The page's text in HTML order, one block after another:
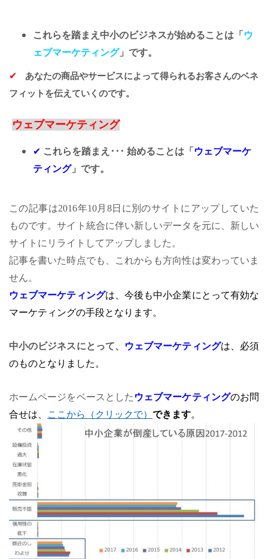
これらを踏まえ中小のビジネスが始めることは「 ウ
ェブマーケティング」です。
✔
あなたの商品やサービスによって得られるお客さんのベネ
フィットを伝えていくのです。
ウェブマーケティング
✔ これらを踏まえ･･･ 始めることは「 ウェブマーケ
ティング」です。
この記事は2016年10月8日に別のサイトにアップしていた
ものです。サイト統合に伴い新しいデータを元に、新しい
サイトにリライトしてアップしました。
記事を書いた時点でも、これからも方向性は変わっていま
せん。
ウェブマーケティングは、今後も中小企業にとって有効な
マーケティングの手段となります。
中小のビジネスにとって、 ウェブマーケティングは、必須
のものとなりました。
ホームページをベースとした ウェブマーケティングのお問
合せは、
ここから（クリックで） できます。